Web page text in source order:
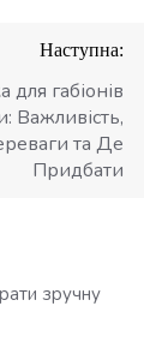
Наступна:
для габіонів
Важливість,
та Де
Придбати
зручну